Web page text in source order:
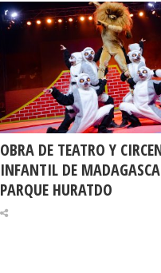
OBRA DE TEATRO Y
INFANTIL DE
PARQUE HURATDO